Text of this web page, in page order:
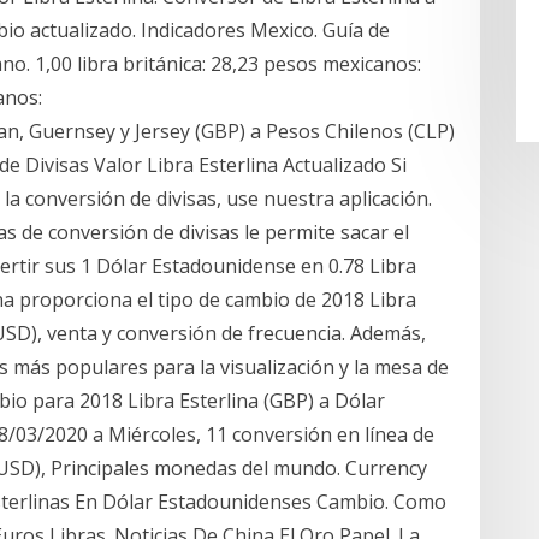
actualizado. Indicadores Mexico. Guía de
1,00 libra británica: 28,23 pesos mexicanos:
Guernsey y Jersey (GBP) a Pesos Chilenos (CLP)
Divisas Valor Libra Esterlina Actualizado Si
conversión de divisas, use nuestra aplicación.
de conversión de divisas le permite sacar el
sus 1 Dólar Estadounidense en 0.78 Libra
proporciona el tipo de cambio de 2018 Libra
venta y conversión de frecuencia. Además,
populares para la visualización y la mesa de
para 2018 Libra Esterlina (GBP) a Dólar
03/2020 a Miércoles, 11 conversión en línea de
Principales monedas del mundo. Currency
En Dólar Estadounidenses Cambio. Como